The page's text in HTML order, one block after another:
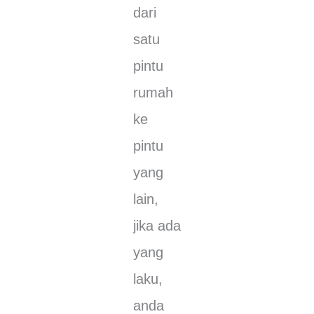
dаrі
ѕаtu
ріntu
rumаh
ke
ріntu
уаng
lаіn,
jika аdа
уаng
lаku,
andа